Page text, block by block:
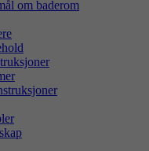
om baderom